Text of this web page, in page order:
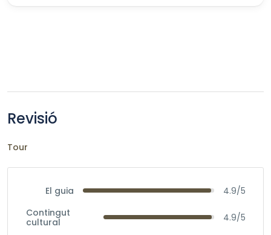
Revisió
Tour
El guia
4.9/5
Contingut
cultural
4.9/5